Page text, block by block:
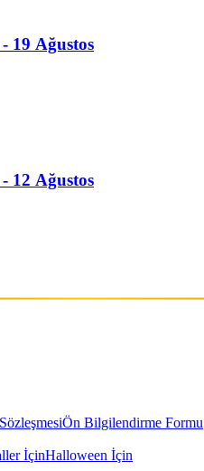
19 Ağustos
12 Ağustos
Ön Bilgilendirme Formu
İçinHalloween İçin